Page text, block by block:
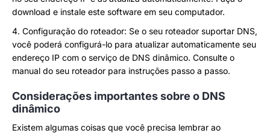
download e instale este software em seu computador.
4. Configuração do roteador: Se o seu roteador suportar DNS,
você poderá configurá-lo para atualizar automaticamente seu
endereço IP com o serviço de DNS dinâmico. Consulte o
manual do seu roteador para instruções passo a passo.
Considerações importantes sobre o DNS
dinâmico
Existem algumas coisas que você precisa lembrar ao